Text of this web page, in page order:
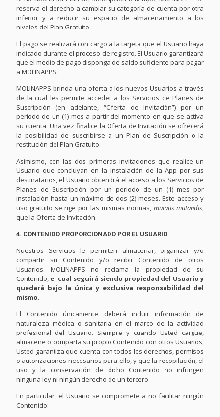
reserva el derecho a cambiar su categoría de cuenta por otra
inferior y a reducir su espacio de almacenamiento a los
niveles del Plan Gratuito.
El pago se realizará con cargo a la tarjeta que el Usuario haya
indicado durante el proceso de registro. El Usuario garantizará
que el medio de pago disponga de saldo suficiente para pagar
a MOLINAPPS.
MOLINAPPS brinda una oferta a los nuevos Usuarios a través
de la cual les permite acceder a los Servicios de Planes de
Suscripción (en adelante, “Oferta de Invitación”) por un
periodo de un (1) mes a partir del momento en que se activa
su cuenta. Una vez finalice la Oferta de Invitación se ofrecerá
la posibilidad de suscribirse a un Plan de Suscripción o la
restitución del Plan Gratuito.
Asimismo, con las dos primeras invitaciones que realice un
Usuario que concluyan en la instalación de la App por sus
destinatarios, el Usuario obtendrá el acceso a los Servicios de
Planes de Suscripción por un periodo de un (1) mes por
instalación hasta un máximo de dos (2) meses. Este acceso y
uso gratuito se rige por las mismas normas, mutatis mutandis,
que la Oferta de Invitación.
4. CONTENIDO PROPORCIONADO POR EL USUARIO
Nuestros Servicios le permiten almacenar, organizar y/o
compartir su Contenido y/o recibir Contenido de otros
Usuarios. MOLINAPPS no reclama la propiedad de su
Contenido, el cual seguirá siendo propiedad del Usuario y
quedará bajo la única y exclusiva responsabilidad del
mismo.
El Contenido únicamente deberá incluir información de
naturaleza médica o sanitaria en el marco de la actividad
profesional del Usuario. Siempre y cuando Usted cargue,
almacene o comparta su propio Contenido con otros Usuarios,
Usted garantiza que cuenta con todos los derechos, permisos
o autorizaciones necesarios para ello, y que la recopilación, el
uso y la conservación de dicho Contenido no infringen
ninguna ley ni ningún derecho de un tercero.
En particular, el Usuario se compromete a no facilitar ningún
Contenido: